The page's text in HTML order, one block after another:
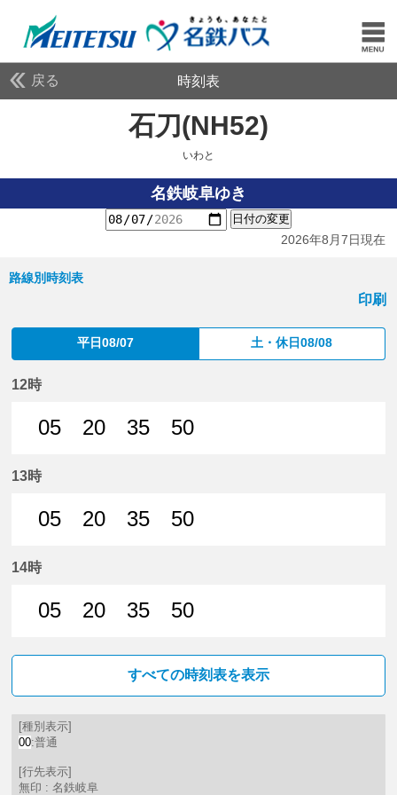
戻る 時刻表
石刀(NH52)
いわと
名鉄岐阜ゆき
日付の変更
2026年8月7日現在
路線別時刻表
印刷
平日08/07 土・休日08/08
12時
05
20
35
50
13時
05
20
35
50
14時
05
20
35
50
すべての時刻表を表示
[種別表示]
00:普通
[行先表示]
無印 : 名鉄岐阜